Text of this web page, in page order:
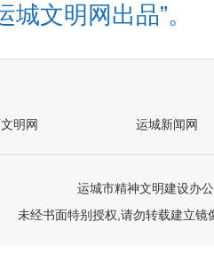
文明网出品”。
明网 运城新闻网
运城市精神文明建设办
未经书面特别授权,请勿转载建立